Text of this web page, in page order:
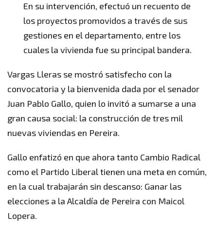
En su intervención, efectuó un recuento de
los proyectos promovidos a través de sus
gestiones en el departamento, entre los
cuales la vivienda fue su principal bandera.
Vargas Lleras se mostró satisfecho con la
convocatoria y la bienvenida dada por el senador
Juan Pablo Gallo, quien lo invitó a sumarse a una
gran causa social: la construcción de tres mil
nuevas viviendas en Pereira.
Gallo enfatizó en que ahora tanto Cambio Radical
como el Partido Liberal tienen una meta en común,
en la cual trabajarán sin descanso: Ganar las
elecciones a la Alcaldía de Pereira con Maicol
Lopera.